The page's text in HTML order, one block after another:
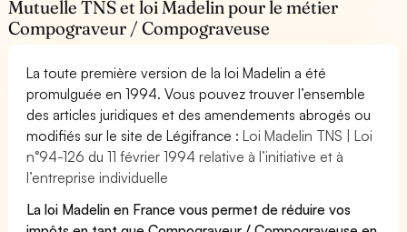
Mutuelle TNS et loi Madelin pour le métier
Compograveur / Compograveuse
La toute première version de la loi Madelin a été
promulguée en 1994. Vous pouvez trouver l’ensemble
des articles juridiques et des amendements abrogés ou
modifiés sur le site de Légifrance :Loi Madelin TNS | Loi
n°94-126 du 11 février 1994 relative à l’initiative et à
l’entreprise individuelle
La loi Madelin en France vous permet de réduire vos